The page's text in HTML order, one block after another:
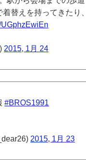
替えを持ってきたり、
2015, 1月 24
#BROS1991
2015, 1月 23